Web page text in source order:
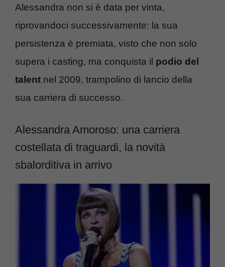
Alessandra non si è data per vinta,
riprovandoci successivamente: la sua
persistenza è premiata, visto che non solo
supera i casting, ma conquista il podio del
talent nel 2009, trampolino di lancio della
sua carriera di successo.
Alessandra Amoroso: una carriera
costellata di traguardi, la novità
sbalorditiva in arrivo